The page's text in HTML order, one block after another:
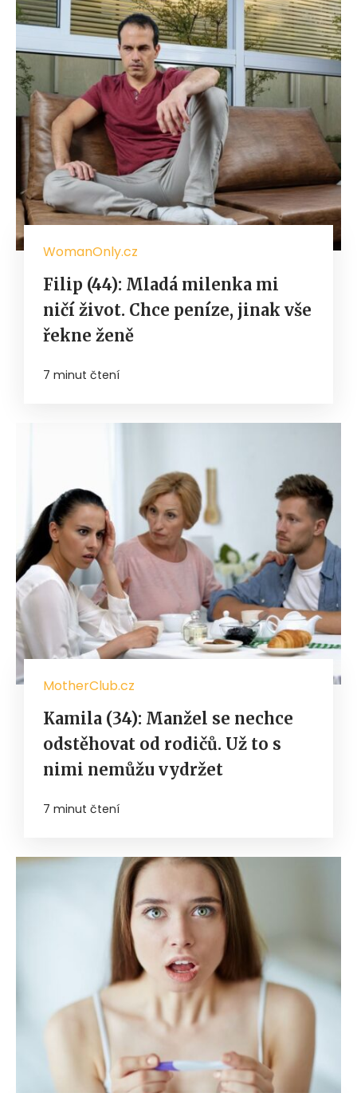
WomanOnly.cz
Filip (44): Mladá milenka mi
ničí život. Chce peníze, jinak vše
řekne ženě
7 minut čtení
MotherClub.cz
Kamila (34): Manžel se nechce
odstěhovat od rodičů. Už to s
nimi nemůžu vydržet
7 minut čtení